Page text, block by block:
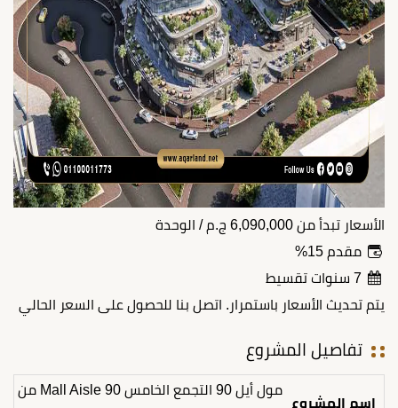
الأسعار تبدأ من 6,090,000 ج.م / الوحدة
مقدم 15%
7 سنوات تقسيط
يتم تحديث الأسعار باستمرار. اتصل بنا للحصول على السعر الحالي
تفاصيل المشروع
اسم المشروع
مول أيل 90 التجمع الخامس Mall Aisle 90 من